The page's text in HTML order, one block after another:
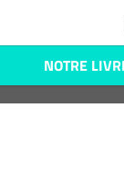
NOTRE